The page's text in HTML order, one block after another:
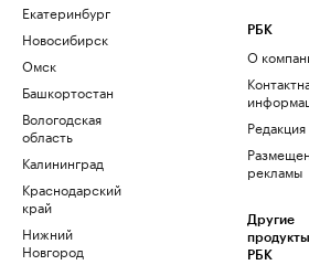
Екатеринбург
Новосибирск
Омск
Башкортостан
Вологодская
область
Калининград
Краснодарский
край
Нижний
Новгород
РБК
О
Редакция
рекламы
Другие
продукты
РБК